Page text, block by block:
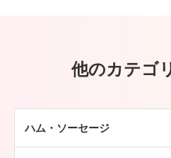
他のカテゴ
ハム・ソーセージ